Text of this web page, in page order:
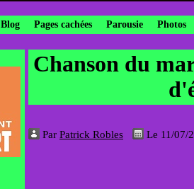
Blog Pages cachées Parousie Photos
Chanson du
Par Patrick Robles Le 11/07/